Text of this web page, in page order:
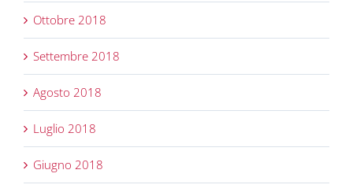
Ottobre 2018
Settembre 2018
Agosto 2018
Luglio 2018
Giugno 2018